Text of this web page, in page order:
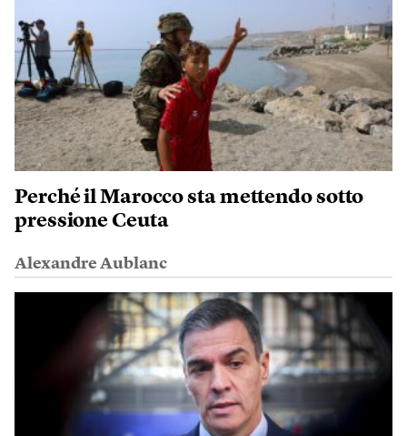
Perché il Marocco sta mettendo sotto
pressione Ceuta
Alexandre Aublanc